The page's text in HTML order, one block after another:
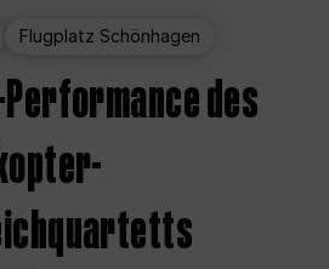
Flugplatz Schönhagen
des